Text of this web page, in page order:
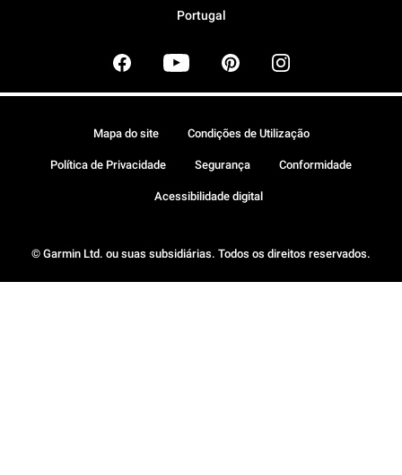
Portugal
© Garmin Ltd. ou suas subsidiárias. Todos os direitos reservados.
Mapa do site Condições de Utilização
Política de Privacidade Segurança Conformidade
Acessibilidade digital